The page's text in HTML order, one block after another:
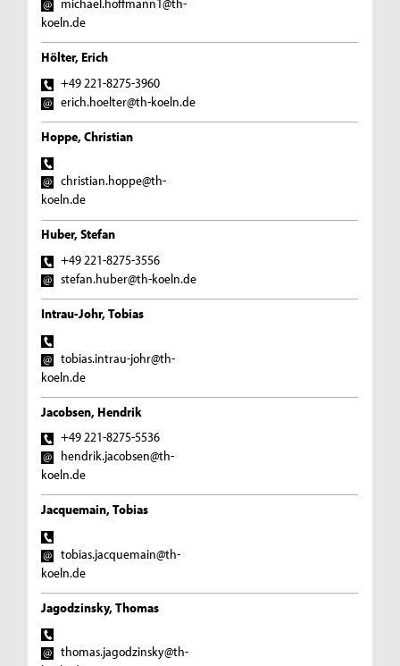
koeln.de
Hölter, Erich
+49 221-8275-3960
erich.hoelter@th-koeln.de
Hoppe, Christian
christian.hoppe@th-
koeln.de
Huber, Stefan
+49 221-8275-3556
stefan.huber@th-koeln.de
Intrau-Johr, Tobias
tobias.intrau-johr@th-
koeln.de
Jacobsen, Hendrik
+49 221-8275-5536
hendrik.jacobsen@th-
koeln.de
Jacquemain, Tobias
tobias.jacquemain@th-
koeln.de
Jagodzinsky, Thomas
thomas.jagodzinsky@th-